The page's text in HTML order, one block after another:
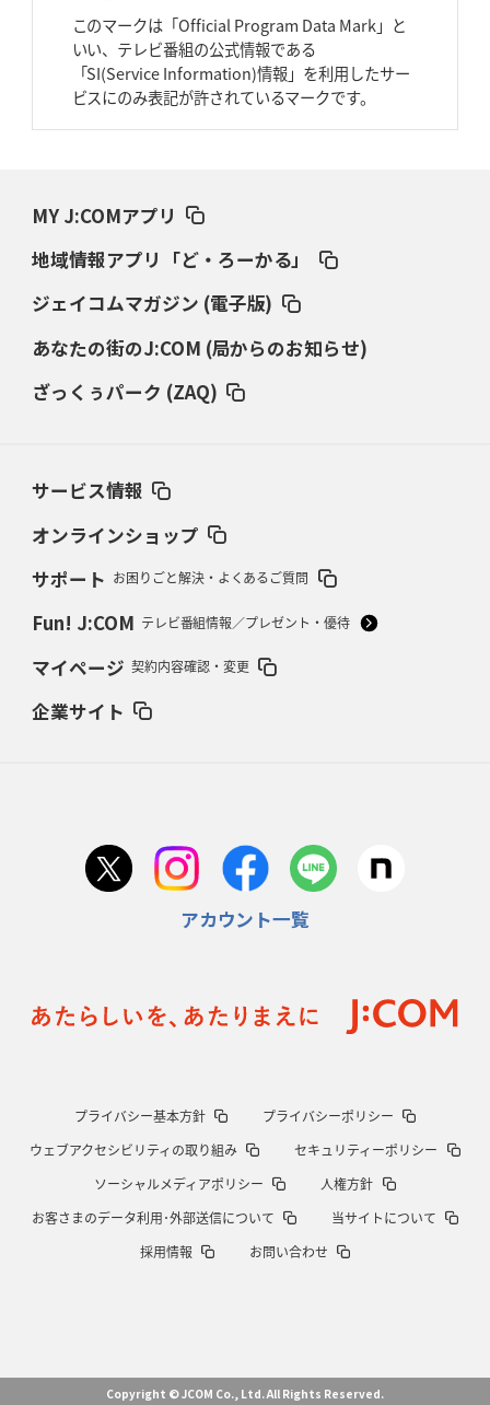
2026年3月26日(木)更新
AZ-COM丸和、リーグワンへ参入決定 「フィールド丸ごと計測機器」の
ダイナボアーズ、“逆輸入SO”三宅駿
「ニュージーランドのフレア（閃
2026年3月5日(木)更新
2026年2月19日(木)更新
37年女子W杯招致への課題と期待
2026年2月12日(木)更新
2026年2月5日(木)更新
占い方
首位スピアーズ、充実の攻撃力 「湧き出る」パスでトライ量産
2026年1月8日(木)更新
ルディケ「15番はゲームドライバ
2025年12月25日(木)更新
2025年12月18日(木)更新
このマークは「Official Program Data Mark」と
いい、テレビ番組の公式情報である
「SI(Service Information)情報」を利用したサー
ビスにのみ表記が許されているマークです。
MY J:COMアプリ
地域情報アプリ「ど・ろーかる」
ジェイコムマガジン (電子版)
あなたの街のJ:COM (局からのお知らせ)
ざっくぅパーク (ZAQ)
サービス情報
オンラインショップ
サポート お困りごと解決・よくあるご質問
Fun! J:COM テレビ番組情報／プレゼント・優待
マイページ 契約内容確認・変更
企業サイト
アカウント一覧
プライバシー基本方針
プライバシーポリシー
ウェブアクセシビリティの取り組み
セキュリティーポリシー
ソーシャルメディアポリシー
人権方針
お客さまのデータ利用･外部送信について
当サイトについて
採用情報
お問い合わせ
Copyright © JCOM Co., Ltd. All Rights Reserved.